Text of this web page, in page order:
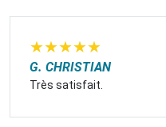
★★★★★
G. CHRISTIAN
Très satisfait.